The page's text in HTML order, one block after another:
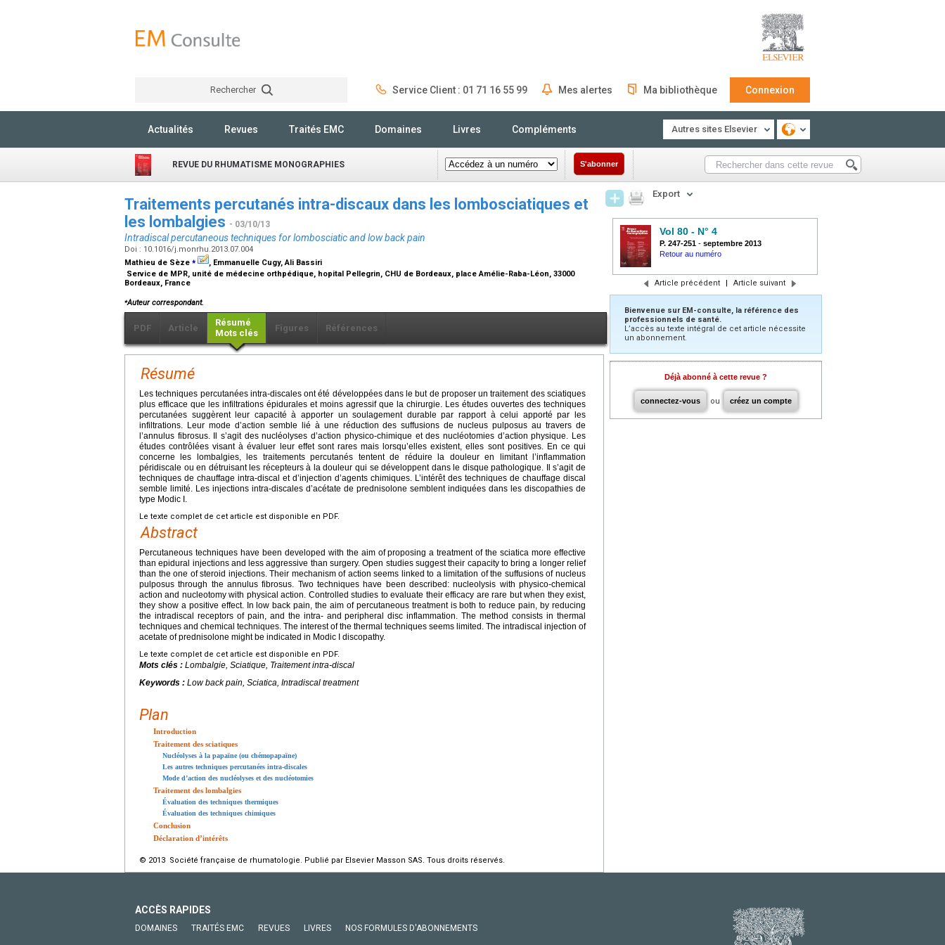
Rechercher Service Client : 01 71 16 55 99 Mes alertes Ma bibliothèque Connexion
Actualités Revues Traités EMC Domaines Livres Compléments Autres sites Elsevier
REVUE DU RHUMATISME MONOGRAPHIES S'abonner
Traitements percutanés intra-discaux dans les lombosciatiques et
les lombalgies - 03/10/13
Intradiscal percutaneous techniques for lombosciatic and low back pain
Doi : 10.1016/j.monrhu.2013.07.004
Mathieu de Sèze ⁎
, Emmanuelle Cugy, Ali Bassiri
Service de MPR, unité de médecine orthpédique, hopital Pellegrin, CHU de Bordeaux, place Amélie-Raba-Léon, 33000
Bordeaux, France
⁎Auteur correspondant.
PDF Article
Résumé
Mots clés
Figures Références
Résumé
Les techniques percutanées intra-discales ont été développées dans le but de proposer un traitement des sciatiques
plus efficace que les infiltrations épidurales et moins agressif que la chirurgie. Les études ouvertes des techniques
percutanées suggèrent leur capacité à apporter un soulagement durable par rapport à celui apporté par les
infiltrations. Leur mode d’action semble lié à une réduction des suffusions de nucleus pulposus au travers de
l’annulus fibrosus. Il s’agit des nucléolyses d’action physico-chimique et des nucléotomies d’action physique. Les
études contrôlées visant à évaluer leur effet sont rares mais lorsqu’elles existent, elles sont positives. En ce qui
concerne les lombalgies, les traitements percutanés tentent de réduire la douleur en limitant l’inflammation
péridiscale ou en détruisant les récepteurs à la douleur qui se développent dans le disque pathologique. Il s’agit de
techniques de chauffage intra-discal et d’injection d’agents chimiques. L’intérêt des techniques de chauffage discal
semble limité. Les injections intra-discales d’acétate de prednisolone semblent indiquées dans les discopathies de
type Modic I.
Le texte complet de cet article est disponible en PDF.
Abstract
Percutaneous techniques have been developed with the aim of proposing a treatment of the sciatica more effective
than epidural injections and less aggressive than surgery. Open studies suggest their capacity to bring a longer relief
than the one of steroid injections. Their mechanism of action seems linked to a limitation of the suffusions of nucleus
pulposus through the annulus fibrosus. Two techniques have been described: nucleolysis with physico-chemical
action and nucleotomy with physical action. Controlled studies to evaluate their efficacy are rare but when they exist,
they show a positive effect. In low back pain, the aim of percutaneous treatment is both to reduce pain, by reducing
the intradiscal receptors of pain, and the intra- and peripheral disc inflammation. The method consists in thermal
techniques and chemical techniques. The interest of the thermal techniques seems limited. The intradiscal injection of
acetate of prednisolone might be indicated in Modic I discopathy.
Le texte complet de cet article est disponible en PDF.
Mots clés : Lombalgie, Sciatique, Traitement intra-discal
Keywords : Low back pain, Sciatica, Intradiscal treatment
Plan
Introduction
Traitement des sciatiques
Nucléolyses à la papaïne (ou chémopapaïne)
Les autres techniques percutanées intra-discales
Mode d’action des nucléolyses et des nucléotomies
Traitement des lombalgies
Évaluation des techniques thermiques
Évaluation des techniques chimiques
Conclusion
Déclaration d’intérêts
© 2013 Société française de rhumatologie. Publié par Elsevier Masson SAS. Tous droits réservés.
Export
Vol 80 - N° 4
P. 247-251 - septembre 2013
Retour au numéro
Article précédent | Article suivant
Bienvenue sur EM-consulte, la référence des
professionnels de santé.
L’accès au texte intégral de cet article nécessite
un abonnement.
Déjà abonné à cette revue ?
connectez-vous ou créez un compte
ACCÈS RAPIDES
DOMAINES TRAITÉS EMC REVUES LIVRES NOS FORMULES D'ABONNEMENTS